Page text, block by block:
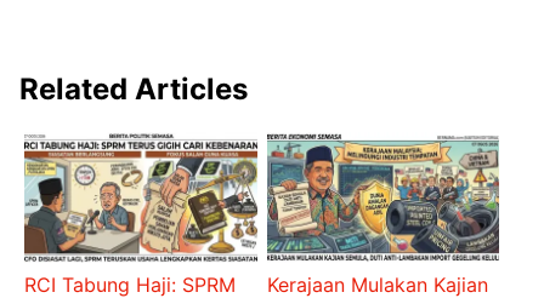
Related Articles
RCI Tabung Haji: SPRM
Kerajaan Mulakan Kajian